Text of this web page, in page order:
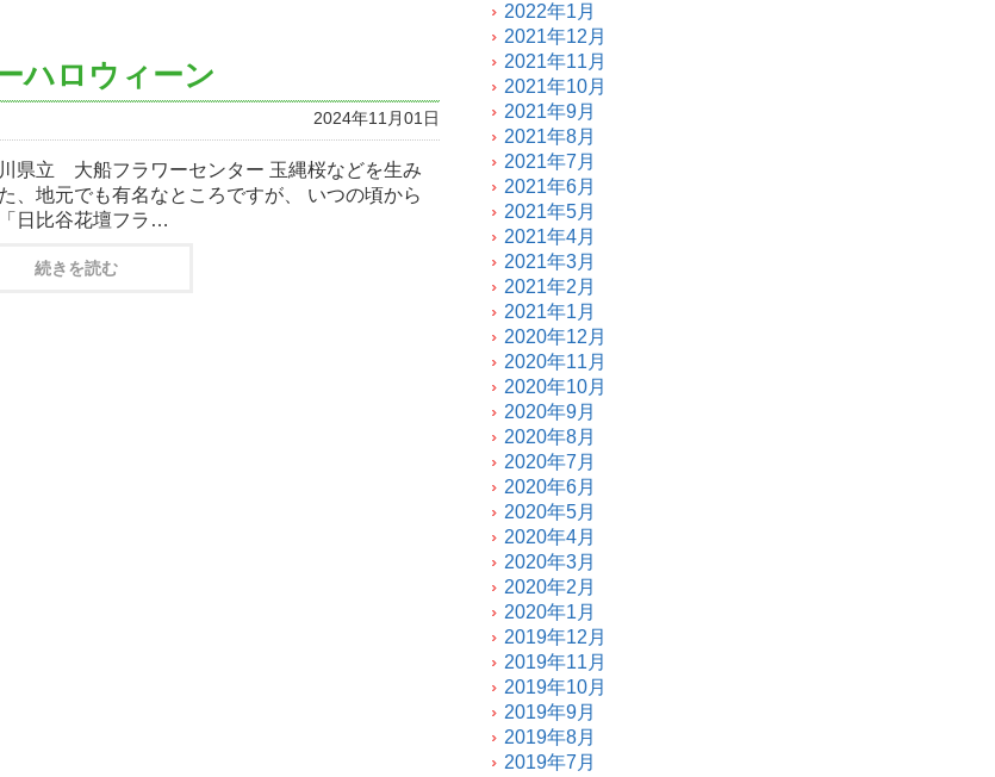
ハロウィーン
2024年11月01日
県立 大船フラワーセンター 玉縄桜などを生み
、地元でも有名なところですが、 いつの頃から
日比谷花壇フラ…
続きを読む
2022年1月
2021年12月
2021年11月
2021年10月
2021年9月
2021年8月
2021年7月
2021年6月
2021年5月
2021年4月
2021年3月
2021年2月
2021年1月
2020年12月
2020年11月
2020年10月
2020年9月
2020年8月
2020年7月
2020年6月
2020年5月
2020年4月
2020年3月
2020年2月
2020年1月
2019年12月
2019年11月
2019年10月
2019年9月
2019年8月
2019年7月